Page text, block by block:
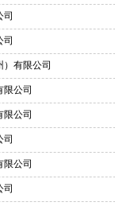
司
司
）有限公司
限公司
限公司
司
限公司
司